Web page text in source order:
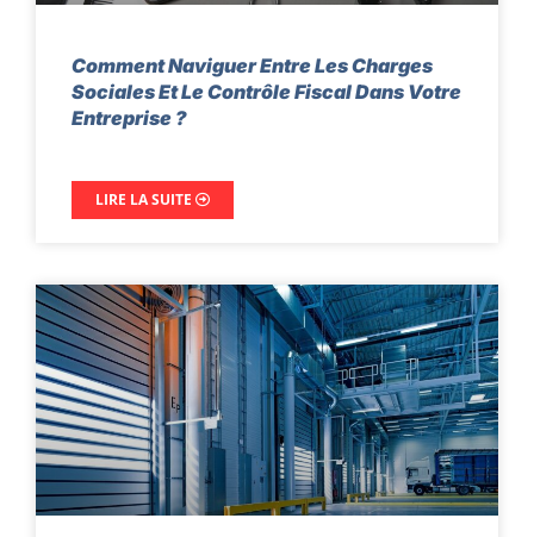
Comment Naviguer Entre Les Charges
Sociales Et Le Contrôle Fiscal Dans Votre
Entreprise ?
LIRE LA SUITE